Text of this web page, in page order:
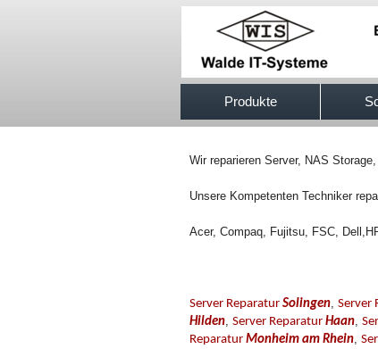
Produkte
Wir reparieren Server, NAS
Unsere Kompetenten Techniker
Acer, Compaq, Fujitsu, FSC,
Server Reparatur Solingen, Server
Hilden, Server Reparatur Haan,
Reparatur Monheim am Rhein,